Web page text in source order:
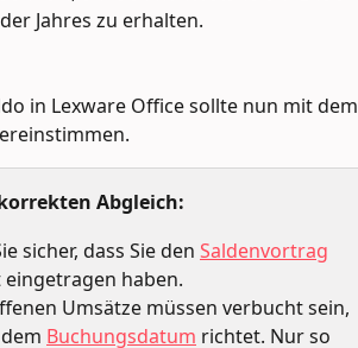
Jahres zu erhalten.
in Lexware Office sollte nun mit dem
Abgleich:
sicher, dass Sie den Saldenvortrag
haben.
Umsätze müssen verbucht sein,
Buchungsdatum richtet. Nur so